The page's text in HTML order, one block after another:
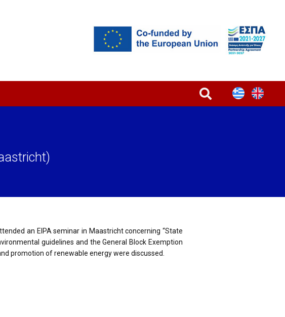
an EIPA seminar in Maastricht concerning “State
guidelines and the General Block Exemption
promotion of renewable energy were discussed.